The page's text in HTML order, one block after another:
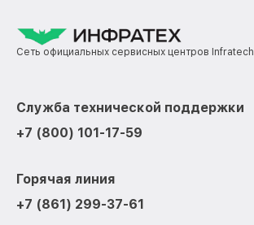
Сеть официальных сервисных центров Infratech
Служба технической поддержки
+7 (800) 101-17-59
Горячая линия
+7 (861) 299-37-61